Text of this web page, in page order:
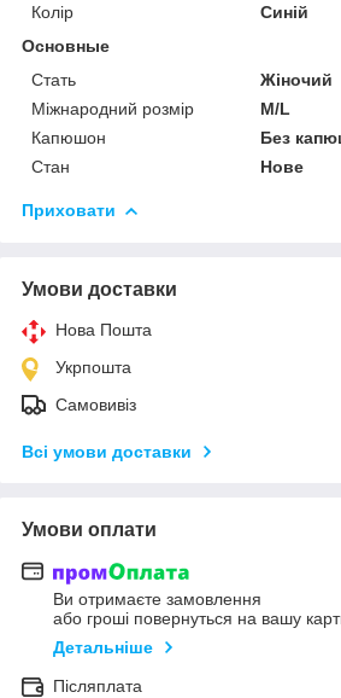
Колір
Синій
Основные
Стать
Жіночий
Міжнародний розмір
M/L
Капюшон
Без
Стан
Нове
Приховати
Умови доставки
Нова Пошта
Укрпошта
Самовивіз
Всі умови доставки
Умови оплати
Ви отримаєте замовлення
або гроші повернуться на вашу
Детальніше
Післяплата